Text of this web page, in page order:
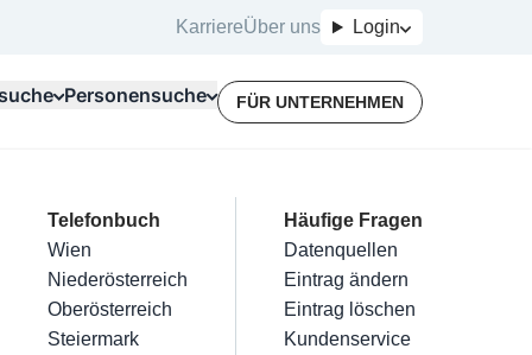
KarriereÜber uns Login
Kategorien
Friseur
Nägel
Haarentfernung
Make-Up
Für Unternehmer
Terminbuchung
Kostenlose Beratung
Branchen
& Lackierer
A-Z
Mein Firmeneintrag
Eintrag hinzufügen
Eintrag beanspruchen
Eintrag verwalten
Eintrag bewerben
Personensuche
Telefonbuch
Wien
Niederösterreich
Oberösterreich
Steiermark
Häufige Fragen
Datenquellen
Eintrag ändern
Eintrag löschen
Kundenservice
FÜR UNTERNEHMEN